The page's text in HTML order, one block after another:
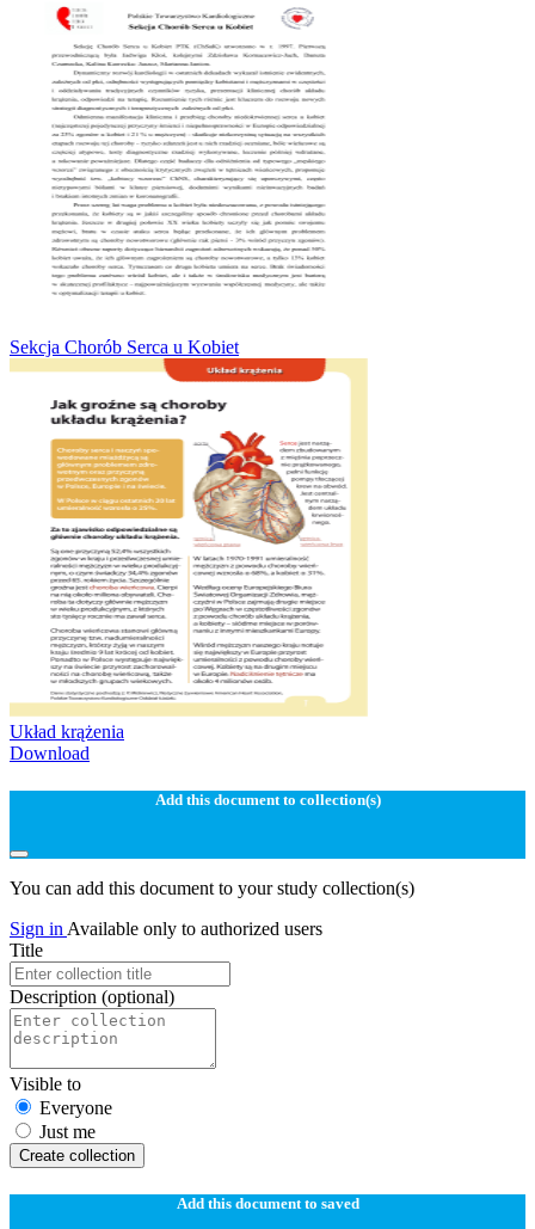
Sekcja Chorób Serca u Kobiet
Układ krążenia
Download
Add this document to collection(s)
You can add this document to your study collection(s)
Sign in Available only to authorized users
Title
Description (optional)
Visible to
Everyone
Just me
Create collection
Add this document to saved